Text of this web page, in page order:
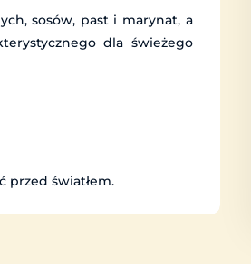
sosów, past i marynat, a
dla świeżego
przed światłem.